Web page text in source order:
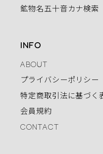
鉱物名五十音カナ検索
INFO
ABOUT
プライバシーポリシー
特定商取引法に基づく
会員規約
CONTACT